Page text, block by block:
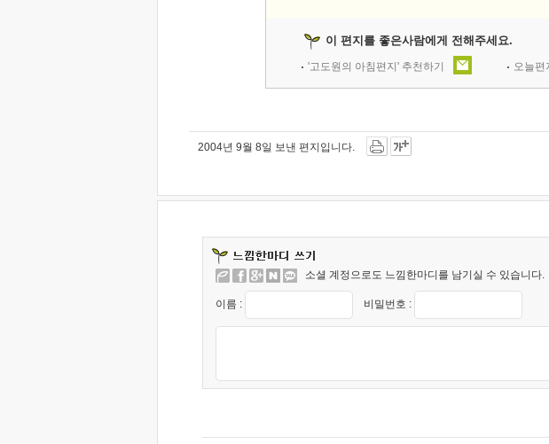
이 편지를 좋은사람에게 전해주세요.
'고도원의 아침편지' 추천하기 오늘편
2004년 9월 8일 보낸 편지입니다.
소셜 계정으로도 느낌한마디를 남기실 수 있습니다.
이름 : 비밀번호 :